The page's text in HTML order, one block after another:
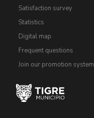
Satisfaction survey
Statistics
Digital map
Frequent questions
Join our promotion system